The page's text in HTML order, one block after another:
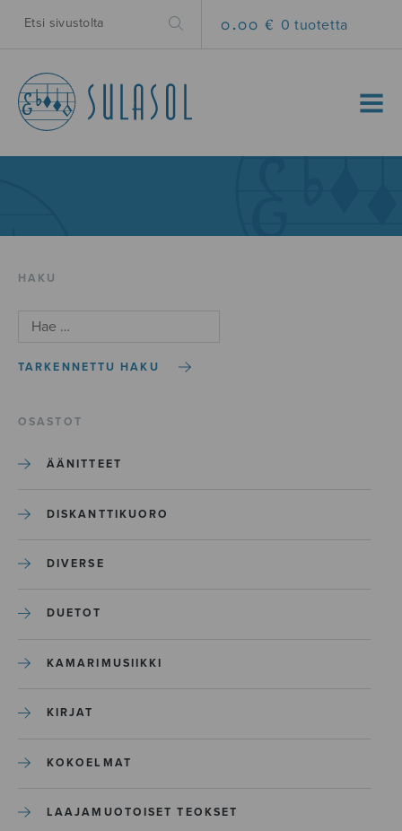
0.00 € 0 tuotetta
MENU
HAKU
TARKENNETTU HAKU
OSASTOT
ÄÄNITTEET
DISKANTTIKUORO
DIVERSE
DUETOT
KAMARIMUSIIKKI
KIRJAT
KOKOELMAT
LAAJAMUOTOISET TEOKSET